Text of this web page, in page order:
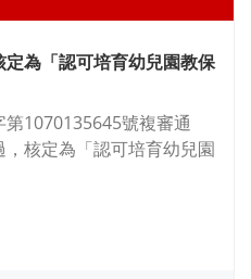
為「認可培育幼兒園教保
1070135645號複審通
核定為「認可培育幼兒園